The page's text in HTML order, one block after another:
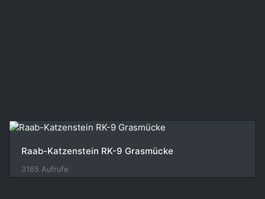
Raab-Katzenstein RK-9 Grasmücke
3165 Aufrufe